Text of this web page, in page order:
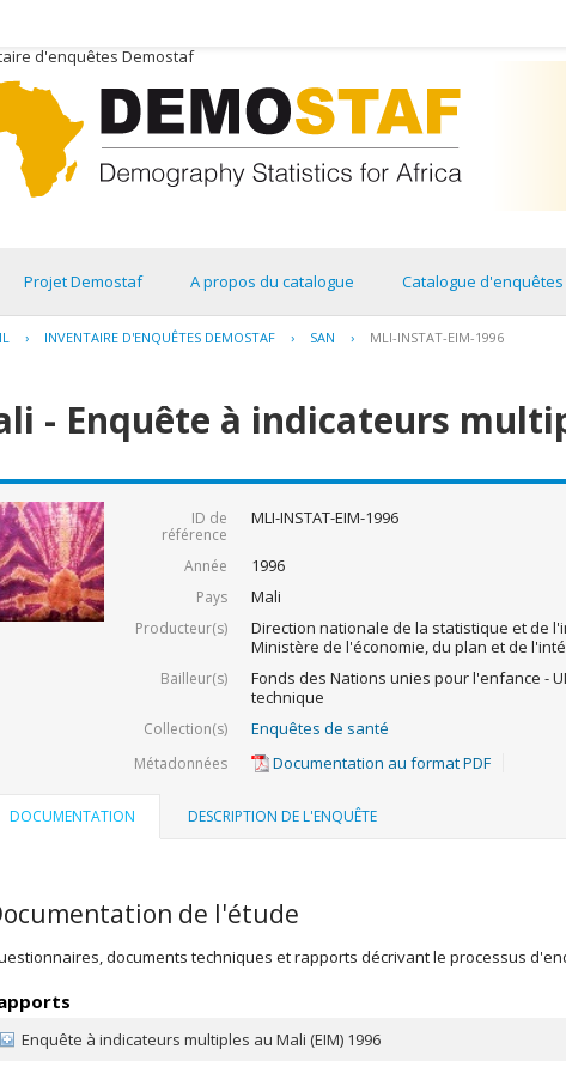
d'enquêtes Demostaf
Projet Demostaf A propos du catalogue Catalogue d'enquêtes
› INVENTAIRE D'ENQUÊTES DEMOSTAF › SAN › MLI-INSTAT-EIM-1996
- Enquête à indicateurs
ID de
référence
MLI-INSTAT-EIM-1996
Année 1996
Pays Mali
Producteur(s)
Direction nationale de la statistique et de
Ministère de l'économie, du plan et de
Bailleur(s)
Fonds des Nations unies pour l'enfance -
technique
Collection(s) Enquêtes de santé
Métadonnées Documentation au format PDF
DOCUMENTATION DESCRIPTION DE L'ENQUÊTE
de l'étude
documents techniques et rapports décrivant le processus
Enquête à indicateurs multiples au Mali (EIM) 1996